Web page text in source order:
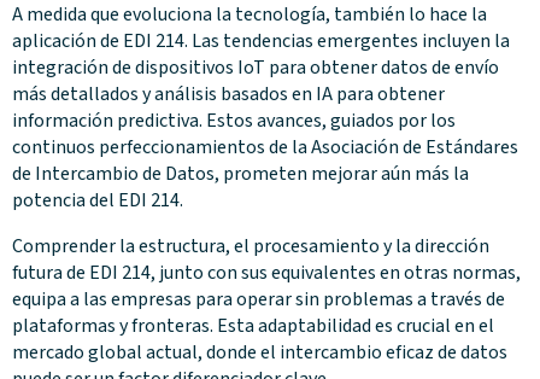
A medida que evoluciona la tecnología, también lo hace la
aplicación de EDI 214. Las tendencias emergentes incluyen la
integración de dispositivos IoT para obtener datos de envío
más detallados y análisis basados en IA para obtener
información predictiva. Estos avances, guiados por los
continuos perfeccionamientos de la Asociación de Estándares
de Intercambio de Datos, prometen mejorar aún más la
potencia del EDI 214.
Comprender la estructura, el procesamiento y la dirección
futura de EDI 214, junto con sus equivalentes en otras normas,
equipa a las empresas para operar sin problemas a través de
plataformas y fronteras. Esta adaptabilidad es crucial en el
mercado global actual, donde el intercambio eficaz de datos